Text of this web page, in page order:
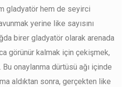
gladyatör hem de seyirci
yerine like sayısını
birer gladyatör olarak arenada
görünür kalmak için çekişmek,
onaylanma dürtüsü ağı içinde
aldıktan sonra, gerçekten like